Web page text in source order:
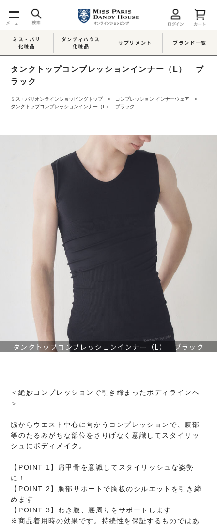
ミス・パリ
化粧品
ダンディハウス
化粧品
サプリメント ブランド一覧
タンクトップコンプレッションインナー（L） ブ
ラック
ミス・パリオンラインショッピングトップ
コンプレッション インナーウェア
タンクトップコンプレッションインナー（L） ブラック
タンクトップコンプレッションインナー（L） ブラック
＜絶妙コンプレッションで引き締まったボディラインへ
＞
脇からウエスト中心に向かうコンプレッションで、腹部
等のたるみがちな部位をさりげなく意識してスタイリッ
シュにボディメイク。
【POINT 1】肩甲骨を意識してスタイリッシュな姿勢
に！
【POINT 2】胸部サポートで胸板のシルエットを引き締
めます
【POINT 3】わき腹、腰周りをサポートします
※商品着用時の効果です。持続性を保証するものではあ